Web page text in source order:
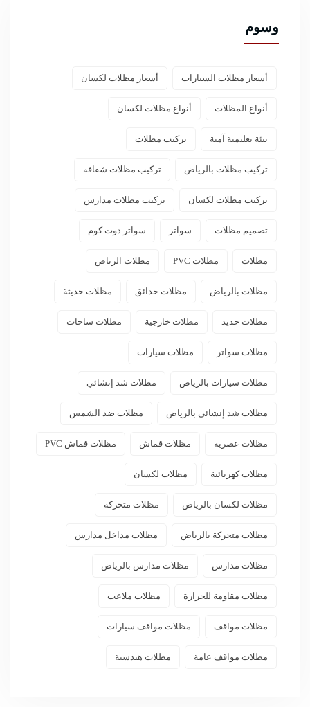
وسوم
أسعار مظلات السيارات أسعار مظلات لكسان
أنواع المظلات أنواع مظلات لكسان
بيئة تعليمية آمنة تركيب مظلات
تركيب مظلات بالرياض تركيب مظلات شفافة
تركيب مظلات لكسان تركيب مظلات مدارس
تصميم مظلات سواتر سواتر دوت كوم
مظلات مظلات PVC مظلات الرياض
مظلات بالرياض مظلات حدائق مظلات حديثة
مظلات حديد مظلات خارجية مظلات ساحات
مظلات سواتر مظلات سيارات
مظلات سيارات بالرياض مظلات شد إنشائي
مظلات شد إنشائي بالرياض مظلات ضد الشمس
مظلات عصرية مظلات قماش مظلات قماش PVC
مظلات كهربائية مظلات لكسان
مظلات لكسان بالرياض مظلات متحركة
مظلات متحركة بالرياض مظلات مداخل مدارس
مظلات مدارس مظلات مدارس بالرياض
مظلات مقاومة للحرارة مظلات ملاعب
مظلات مواقف مظلات مواقف سيارات
مظلات مواقف عامة مظلات هندسية